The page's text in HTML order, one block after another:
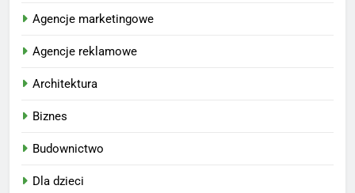
Agencje marketingowe
Agencje reklamowe
Architektura
Biznes
Budownictwo
Dla dzieci